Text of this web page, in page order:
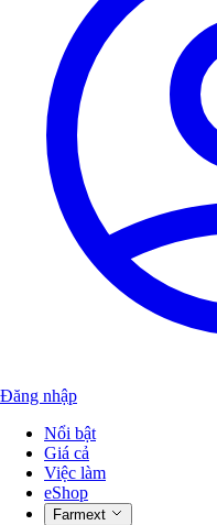
Đăng nhập
Nổi bật
Giá cả
Việc làm
eShop
Farmext